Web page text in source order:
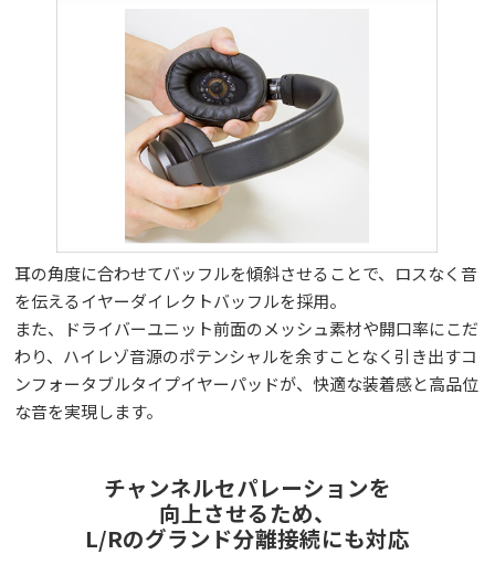
耳の角度に合わせてバッフルを傾斜させることで、ロスなく音
を伝えるイヤーダイレクトバッフルを採用。
また、ドライバーユニット前面のメッシュ素材や開口率にこだ
わり、ハイレゾ音源のポテンシャルを余すことなく引き出すコ
ンフォータブルタイプイヤーパッドが、快適な装着感と高品位
な音を実現します。
チャンネルセパレーションを
向上させるため、
L/Rのグランド分離接続にも対応